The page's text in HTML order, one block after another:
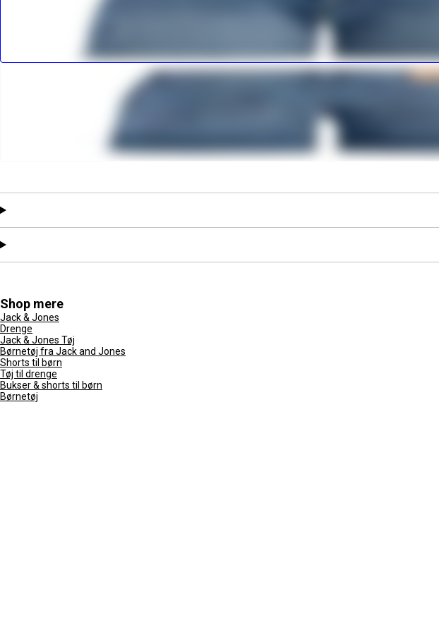
Shop mere
Jack & Jones
Drenge
Jack & Jones Tøj
Børnetøj fra Jack and Jones
Shorts til børn
Tøj til drenge
Bukser & shorts til børn
Børnetøj